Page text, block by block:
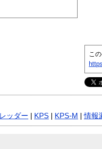
こ
ッダー KPS KPS-M |情報